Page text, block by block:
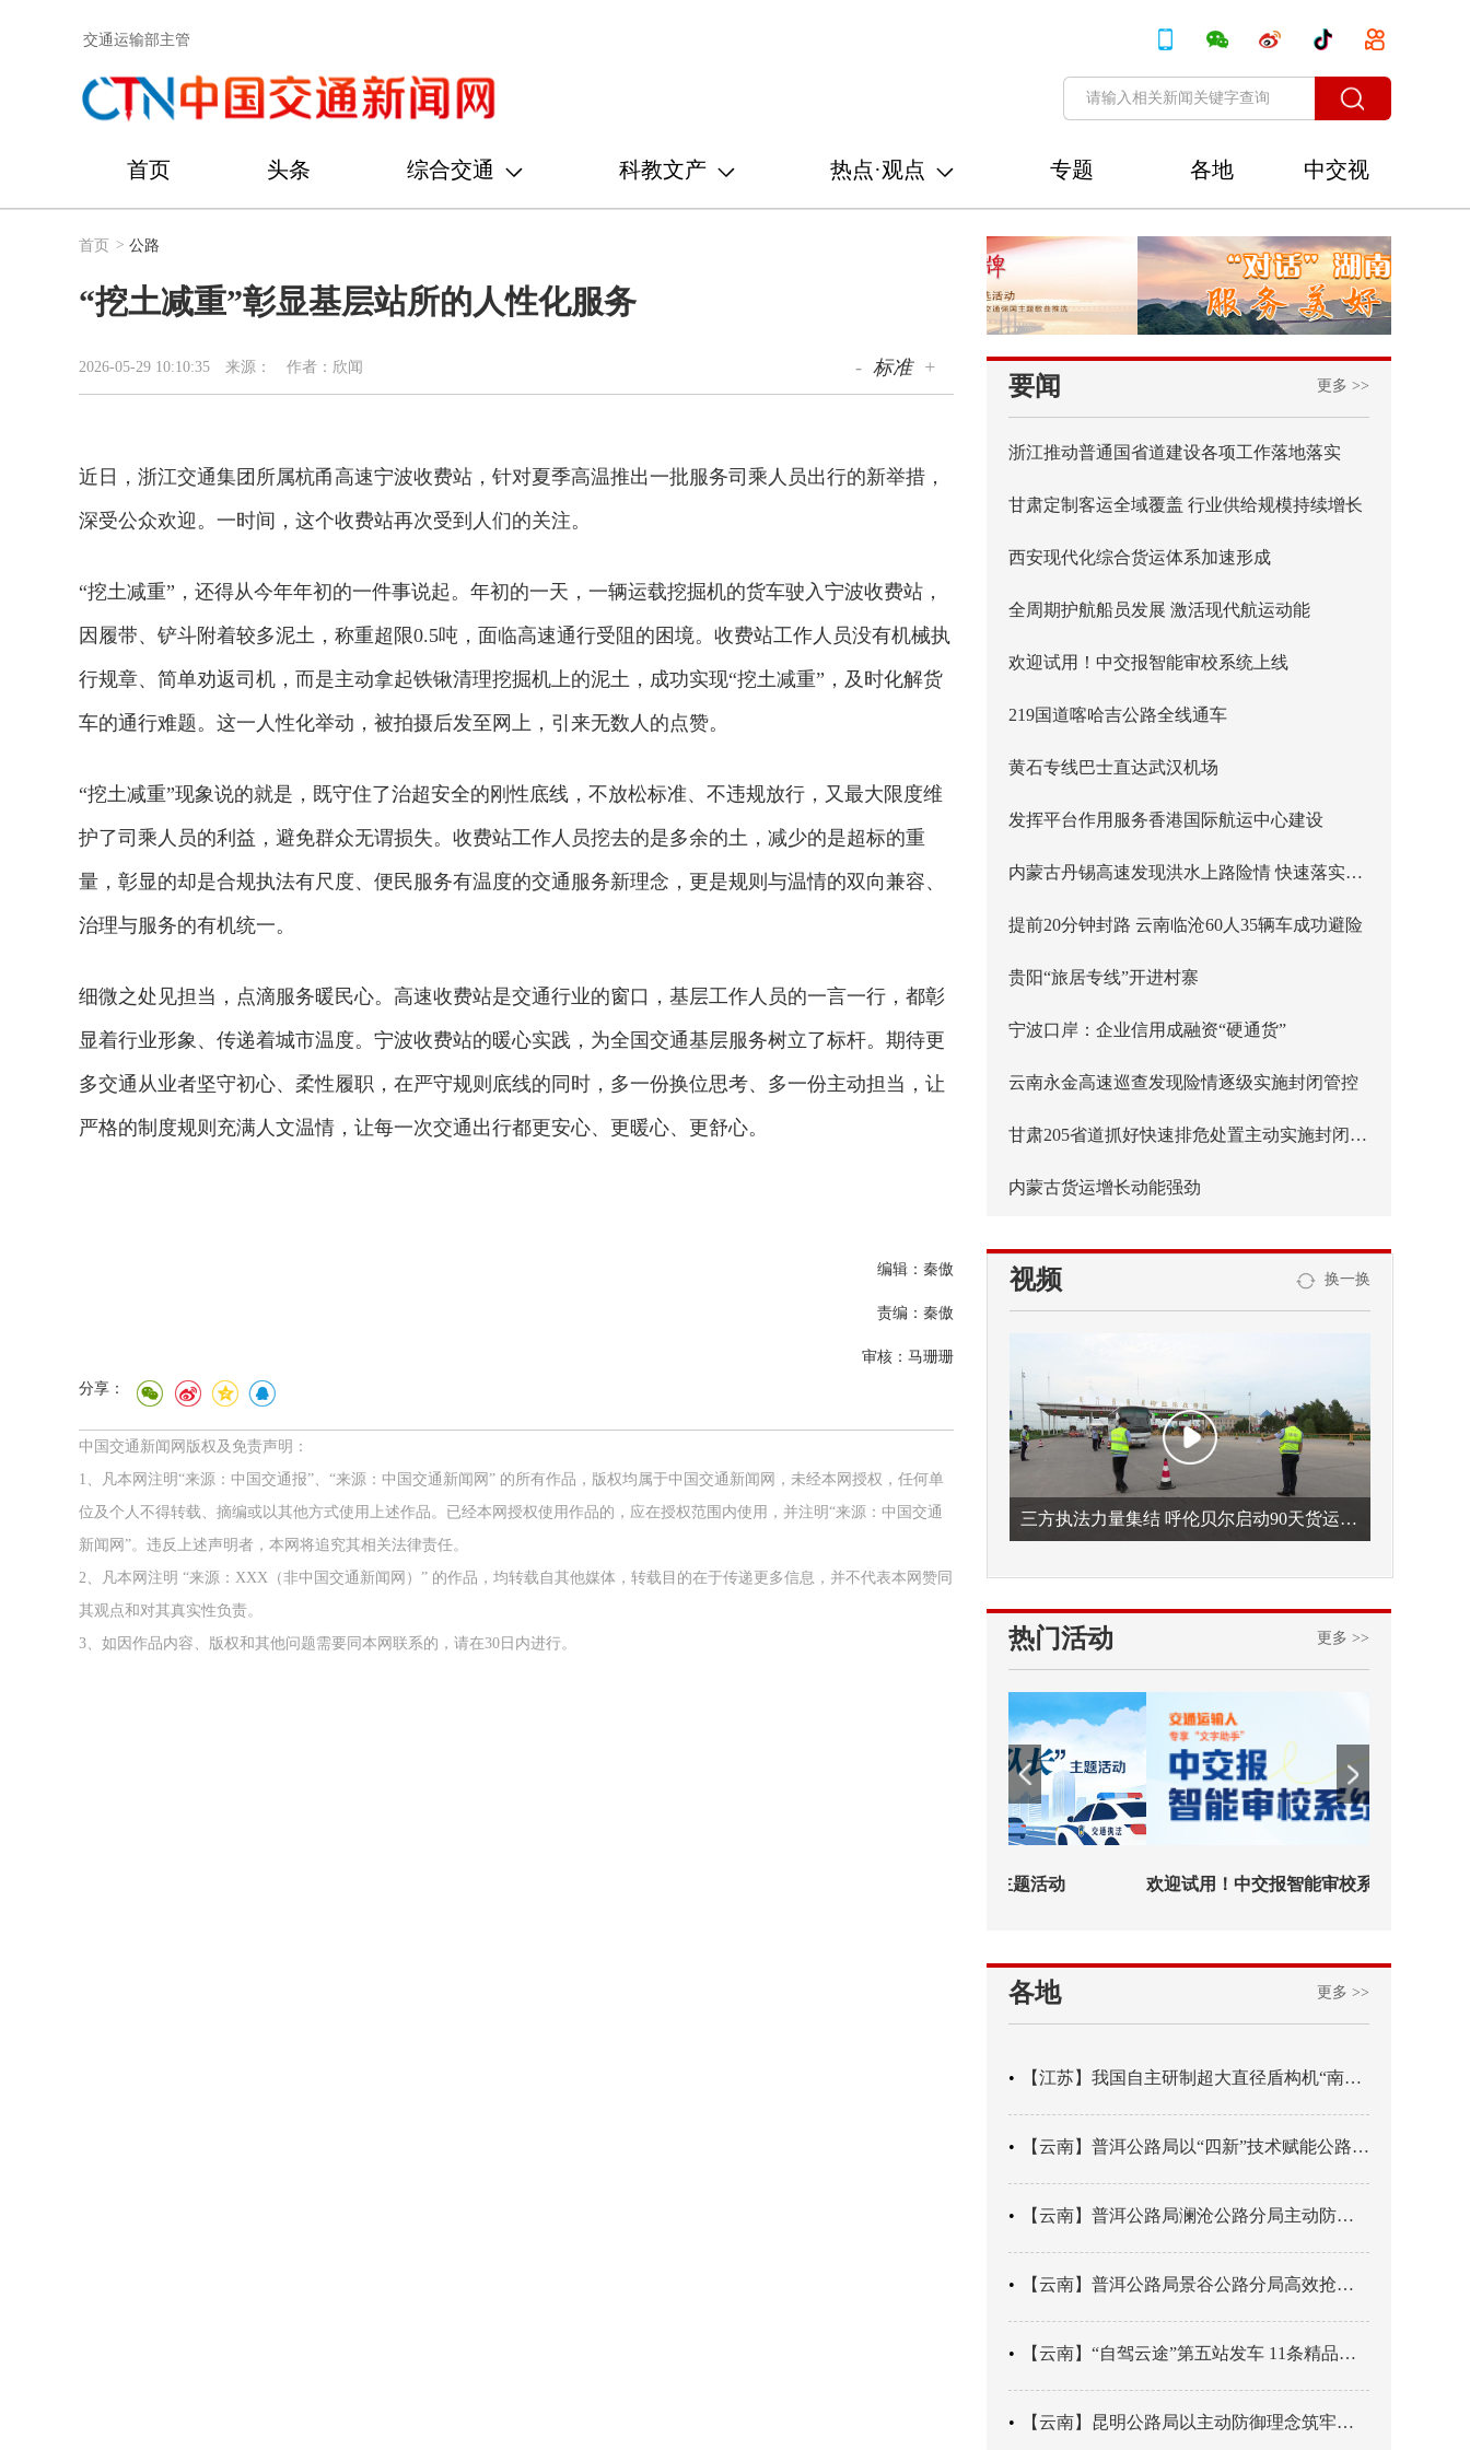
交通运输部主管
首页 头条 综合交通 科教文产 热点·观点 专题 各地
中交视
讯
首页 > 公路
“挖土减重”彰显基层站所的人性化服务
2026-05-29 10:10:35 来源： 作者：欣闻 - 标准 +
近日，浙江交通集团所属杭甬高速宁波收费站，针对夏季高温推出一批服务司乘人员出行的新举措，
深受公众欢迎。一时间，这个收费站再次受到人们的关注。
“挖土减重”，还得从今年年初的一件事说起。年初的一天，一辆运载挖掘机的货车驶入宁波收费站，
因履带、铲斗附着较多泥土，称重超限0.5吨，面临高速通行受阻的困境。收费站工作人员没有机械执
行规章、简单劝返司机，而是主动拿起铁锹清理挖掘机上的泥土，成功实现“挖土减重”，及时化解货
车的通行难题。这一人性化举动，被拍摄后发至网上，引来无数人的点赞。
“挖土减重”现象说的就是，既守住了治超安全的刚性底线，不放松标准、不违规放行，又最大限度维
护了司乘人员的利益，避免群众无谓损失。收费站工作人员挖去的是多余的土，减少的是超标的重
量，彰显的却是合规执法有尺度、便民服务有温度的交通服务新理念，更是规则与温情的双向兼容、
治理与服务的有机统一。
细微之处见担当，点滴服务暖民心。高速收费站是交通行业的窗口，基层工作人员的一言一行，都彰
显着行业形象、传递着城市温度。宁波收费站的暖心实践，为全国交通基层服务树立了标杆。期待更
多交通从业者坚守初心、柔性履职，在严守规则底线的同时，多一份换位思考、多一份主动担当，让
严格的制度规则充满人文温情，让每一次交通出行都更安心、更暖心、更舒心。
编辑：秦傲
责编：秦傲
审核：马珊珊
分享：
中国交通新闻网版权及免责声明：
1、凡本网注明“来源：中国交通报”、“来源：中国交通新闻网” 的所有作品，版权均属于中国交通新闻网，未经本网授权，任何单
位及个人不得转载、摘编或以其他方式使用上述作品。已经本网授权使用作品的，应在授权范围内使用，并注明“来源：中国交通
新闻网”。违反上述声明者，本网将追究其相关法律责任。
2、凡本网注明 “来源：XXX（非中国交通新闻网）” 的作品，均转载自其他媒体，转载目的在于传递更多信息，并不代表本网赞同
其观点和对其真实性负责。
3、如因作品内容、版权和其他问题需要同本网联系的，请在30日内进行。
要闻 更多 >>
浙江推动普通国省道建设各项工作落地落实
甘肃定制客运全域覆盖 行业供给规模持续增长
西安现代化综合货运体系加速形成
全周期护航船员发展 激活现代航运动能
欢迎试用！中交报智能审校系统上线
219国道喀哈吉公路全线通车
黄石专线巴士直达武汉机场
发挥平台作用服务香港国际航运中心建设
内蒙古丹锡高速发现洪水上路险情 快速落实主线封闭管控
提前20分钟封路 云南临沧60人35辆车成功避险
贵阳“旅居专线”开进村寨
宁波口岸：企业信用成融资“硬通货”
云南永金高速巡查发现险情逐级实施封闭管控
甘肃205省道抓好快速排危处置主动实施封闭管控
内蒙古货运增长动能强劲
视频 换一换
三方执法力量集结 呼伦贝尔启动90天货运车辆违法专项整治
热门活动 更多 >>
欢迎试用！中交报智能审校系统上线
各地 更多 >>
【江苏】我国自主研制超大直径盾构机“南湖号”在常熟下线
【云南】普洱公路局以“四新”技术赋能公路养护
【云南】普洱公路局澜沧公路分局主动防御成功处置214国道山体崩塌险情
【云南】普洱公路局景谷公路分局高效抢通紧急送医村路
【云南】“自驾云途”第五站发车 11条精品线路串起全域风光
【云南】昆明公路局以主动防御理念筑牢汛期安全防线